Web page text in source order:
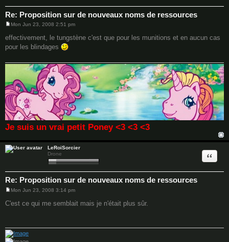
Re: Proposition sur de nouveaux noms de ressources
o
s
t
Mon Jun 23, 2008 2:51 pm
effectivement, le tungstène c'est que pour les munitions et en aucun cas
pour les blindages
Je suis un vrai petit Poney <3 <3 <3
LeRoiSorcier
Drone
Re: Proposition sur de nouveaux noms de ressources
Quote
s
Mon Jun 23, 2008 3:14 pm
C'est ce qui me semblait mais je n'était plus sûr.